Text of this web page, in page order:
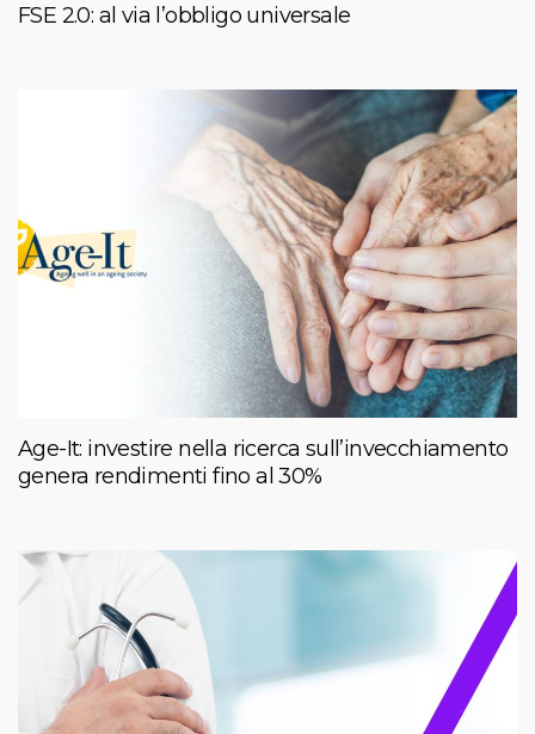
FSE 2.0: al via l’obbligo universale
Age-It: investire nella ricerca sull’invecchiamento
genera rendimenti fino al 30%